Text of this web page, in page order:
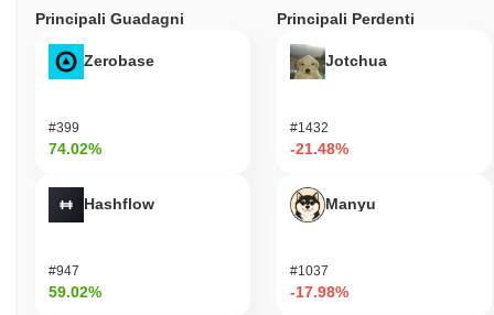
Principali Guadagni
Zerobase
#399
74.02%
Hashflow
#947
59.02%
Principali Perdenti
Jotchua
#1432
-21.48%
Manyu
#1037
-17.98%